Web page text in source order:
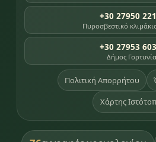
+30 27950
Πυροσβεστικό
+30 27953
Δήμος
Πολιτική Απορρήτου
Χάρτης